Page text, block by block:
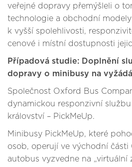
veřejné dopravy přemýšleli o
technologie a obchodní
k vyšší spolehlivosti,
cenové i místní dostupnosti
Případová studie: Doplnění
dopravy o minibusy na
Společnost Oxford Bus
dynamickou responzivní
království – PickMeUp.
Minibusy PickMeUp, které
osob, operují ve východní části
autobus vyzvedne na „virtuální